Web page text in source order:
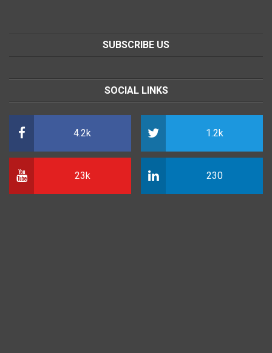
SUBSCRIBE US
SOCIAL LINKS
4.2k 1.2k
23k 230